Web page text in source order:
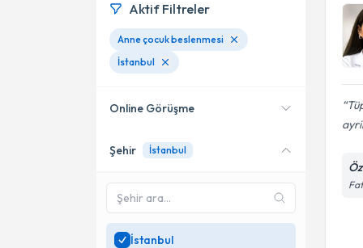
Aktif Filtreler
Anne çocuk beslenmesi
İstanbul
Online Görüşme
Online danışmanlık sunan
Sadeceİstanbul
uzman ara
Şehir İstanbul
İstanbul